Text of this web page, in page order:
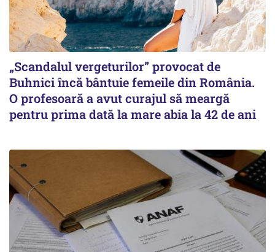
„Scandalul vergeturilor” provocat de
Buhnici încă bântuie femeile din România.
O profesoară a avut curajul să meargă
pentru prima dată la mare abia la 42 de ani